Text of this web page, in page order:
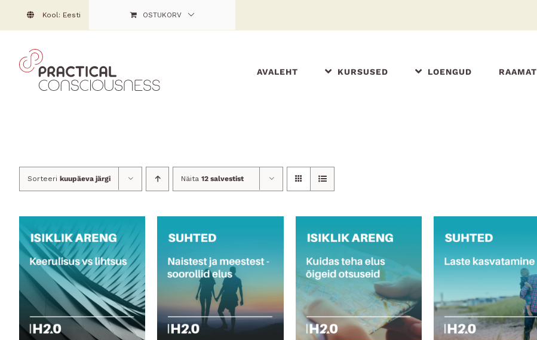
to
content
Kool: Eesti OSTUKORV
AVALEHT KURSUSED LOENGUD RAAMAT
Sorteeri kuupäeva järgi Näita 12 salvestist